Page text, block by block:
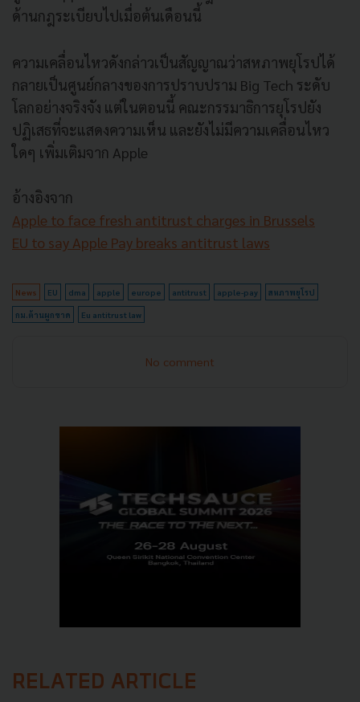
ด้านกฎระเบียบไปเมื่อต้นเดือนนี้
ความเคลื่อนไหวดังกล่าวเป็นสัญญาณว่าสหภาพยุโรปได้
กลายเป็นศูนย์กลางของการปราบปราม Big Tech ระดับ
โลกอย่างจริงจัง แต่ในตอนนี้ คณะกรรมาธิการยุโรปยัง
ปฏิเสธที่จะแสดงความเห็น และยังไม่มีความเคลื่อนไหว
ใดๆ เพิ่มเติมจาก Apple
อ้างอิงจาก
Apple to face fresh antitrust charges in Brussels
EU to say Apple Pay breaks antitrust laws
News EU dma apple europe antitrust apple-pay สหภาพยุโรป
กม.ต้านผูกขาด Eu antitrust law
No comment
RELATED ARTICLE